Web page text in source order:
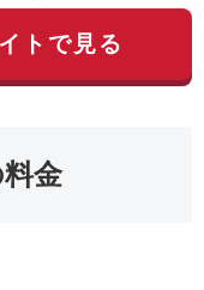
トで見る
金